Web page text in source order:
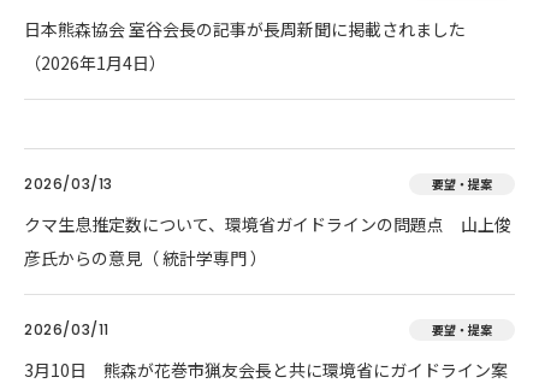
日本熊森協会 室谷会長の記事が長周新聞に掲載されました
（2026年1月4日）
2026/03/13 要望・提案
クマ生息推定数について、環境省ガイドラインの問題点 山上俊
彦氏からの意見（ 統計学専門 ）
2026/03/11 要望・提案
3月10日 熊森が花巻市猟友会長と共に環境省にガイドライン案